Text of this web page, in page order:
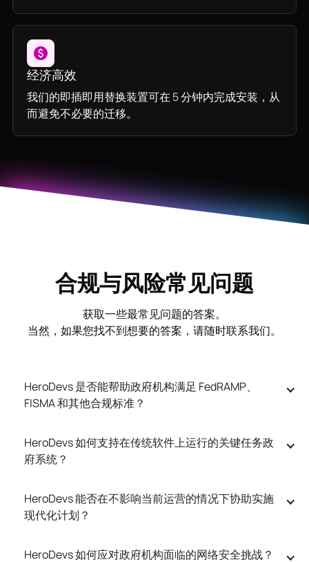
经济高效
我们的即插即用替换装置可在 5 分钟内完成安装，从
而避免不必要的迁移。
合规与风险常见问题
获取一些最常见问题的答案。
当然，如果您找不到想要的答案，请随时联系我们。
HeroDevs 是否能帮助政府机构满足 FedRAMP、
FISMA 和其他合规标准？
HeroDevs 如何支持在传统软件上运行的关键任务政
府系统？
HeroDevs 能否在不影响当前运营的情况下协助实施
现代化计划？
HeroDevs 如何应对政府机构面临的网络安全挑战？